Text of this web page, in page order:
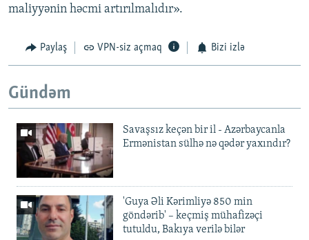
maliyyənin həcmi artırılmalıdır».
Paylaş VPN-siz açmaq Bizi izlə
Gündəm
Savaşsız keçən bir il - Azərbaycanla
Ermənistan sülhə nə qədər yaxındır?
'Guya Əli Kərimliyə 850 min
göndərib' – keçmiş mühafizəçi
tutuldu, Bakıya verilə bilər